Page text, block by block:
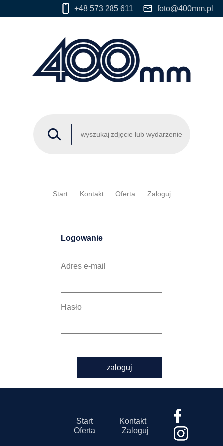
+48 573 285 611 foto@400mm.pl
Start Kontakt Oferta Zaloguj
Logowanie
Adres e-mail
Hasło
zaloguj
Start
Kontakt
Oferta
Zaloguj